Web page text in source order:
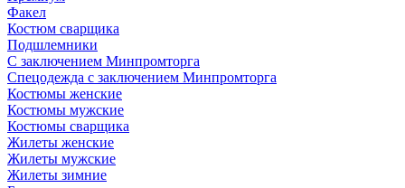
Факел
Костюм сварщика
Подшлемники
С заключением Минпромторга
Спецодежда с заключением Минпромторга
Костюмы женские
Костюмы мужские
Костюмы сварщика
Жилеты женские
Жилеты мужские
Жилеты зимние